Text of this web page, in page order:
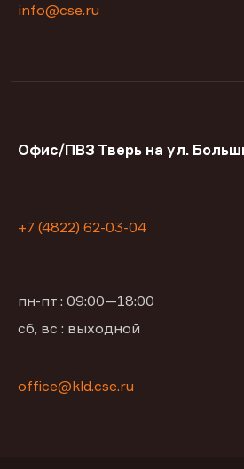
info@cse.ru
Офис/ПВЗ Тверь на ул.
+7 (4822) 62-03-04
пн-пт : 09:00—18:00
сб, вс : выходной
office@kld.cse.ru